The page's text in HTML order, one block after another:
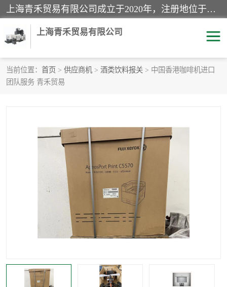
上海青禾贸易有限公司成立于2020年，注册地位于上海市宝山区。经营范围包括：机械设备、五金制品、劳防用品、电子产品、塑胶制品、家具、模具、纺织品、仪器仪表、建筑材料、装饰材料、化工产品、金属制品、机车配件等货物进出口报关、清关服务。
上海青禾贸易有限公司
当前位置： 首页 > 供应商机 > 酒类饮料报关 > 中国香港咖啡机进口
团队服务 青禾贸易
酒类饮料报关
快递清关 进口杂货清关
机床进口清关
国际灯具清关